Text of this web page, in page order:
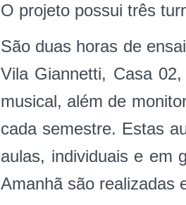
O projeto possui três
São duas horas de
Vila Giannetti, Casa
musical, além de
cada semestre. Estas
aulas, individuais e em
Amanhã são realizadas